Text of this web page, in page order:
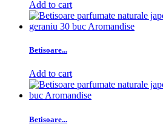
Add to cart
Betisoare...
Add to cart
Betisoare...